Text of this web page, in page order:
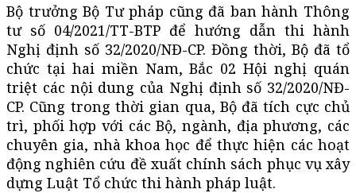
Bộ trưởng Bộ Tư pháp cũng đã ban hành Thông
tư số 04/2021/TT-BTP để hướng dẫn thi hành
Nghị định số 32/2020/NĐ-CP. Đồng thời, Bộ đã tổ
chức tại hai miền Nam, Bắc 02 Hội nghị quán
triệt các nội dung của Nghị định số 32/2020/NĐ-
CP. Cũng trong thời gian qua, Bộ đã tích cực chủ
trì, phối hợp với các Bộ, ngành, địa phương, các
chuyên gia, nhà khoa học để thực hiện các hoạt
động nghiên cứu đề xuất chính sách phục vụ xây
dựng Luật Tổ chức thi hành pháp luật.